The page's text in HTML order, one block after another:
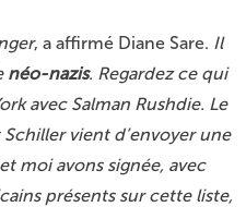
, a affirmé Diane Sare. Il
néo-nazis. Regardez ce qui
avec Salman Rushdie. Le
vient d’envoyer une
moi avons signée, avec
présents sur cette liste,